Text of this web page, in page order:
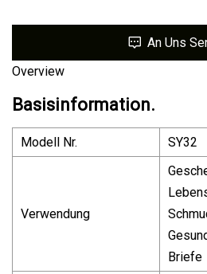
An Uns
Overview
Basisinformation.
Modell Nr. SY32
Verwendung
Briefe